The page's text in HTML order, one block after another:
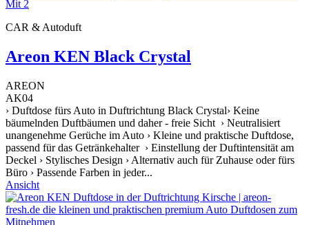
CAR & Autoduft
Areon KEN Black Crystal
AREON
AK04
› Duftdose fürs Auto in Duftrichtung Black Crystal› Keine
bäumelnden Duftbäumen und daher - freie Sicht › Neutralisiert
unangenehme Gerüche im Auto › Kleine und praktische Duftdose,
passend für das Getränkehalter › Einstellung der Duftintensität am
Deckel › Stylisches Design › Alternativ auch für Zuhause oder fürs
Büro › Passende Farben in jeder...
Ansicht